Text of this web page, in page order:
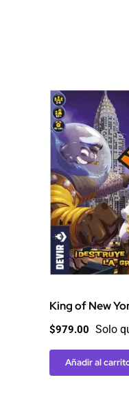
King of New
$979.00 Solo
Añadir al